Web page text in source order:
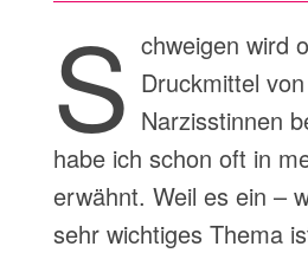
S chweigen wird
Druckmittel
Narzisstinnen
habe ich schon oft in
erwähnt. Weil es ein –
sehr wichtiges Thema